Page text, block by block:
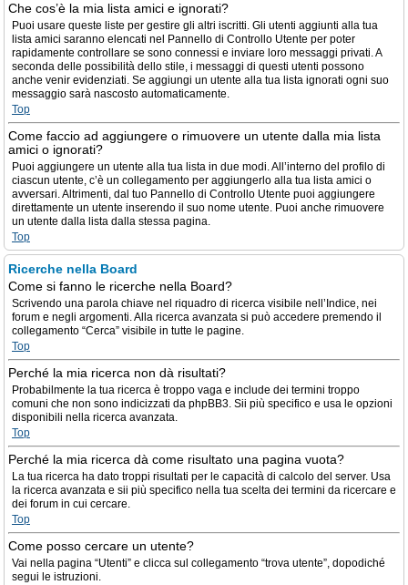
Che cos’è la mia lista amici e ignorati?
Puoi usare queste liste per gestire gli altri iscritti. Gli utenti aggiunti alla tua
lista amici saranno elencati nel Pannello di Controllo Utente per poter
rapidamente controllare se sono connessi e inviare loro messaggi privati. A
seconda delle possibilità dello stile, i messaggi di questi utenti possono
anche venir evidenziati. Se aggiungi un utente alla tua lista ignorati ogni suo
messaggio sarà nascosto automaticamente.
Top
Come faccio ad aggiungere o rimuovere un utente dalla mia lista
amici o ignorati?
Puoi aggiungere un utente alla tua lista in due modi. All’interno del profilo di
ciascun utente, c’è un collegamento per aggiungerlo alla tua lista amici o
avversari. Altrimenti, dal tuo Pannello di Controllo Utente puoi aggiungere
direttamente un utente inserendo il suo nome utente. Puoi anche rimuovere
un utente dalla lista dalla stessa pagina.
Top
Ricerche nella Board
Come si fanno le ricerche nella Board?
Scrivendo una parola chiave nel riquadro di ricerca visibile nell’Indice, nei
forum e negli argomenti. Alla ricerca avanzata si può accedere premendo il
collegamento “Cerca” visibile in tutte le pagine.
Top
Perché la mia ricerca non dà risultati?
Probabilmente la tua ricerca è troppo vaga e include dei termini troppo
comuni che non sono indicizzati da phpBB3. Sii più specifico e usa le opzioni
disponibili nella ricerca avanzata.
Top
Perché la mia ricerca dà come risultato una pagina vuota?
La tua ricerca ha dato troppi risultati per le capacità di calcolo del server. Usa
la ricerca avanzata e sii più specifico nella tua scelta dei termini da ricercare e
dei forum in cui cercare.
Top
Come posso cercare un utente?
Vai nella pagina “Utenti” e clicca sul collegamento “trova utente”, dopodiché
segui le istruzioni.